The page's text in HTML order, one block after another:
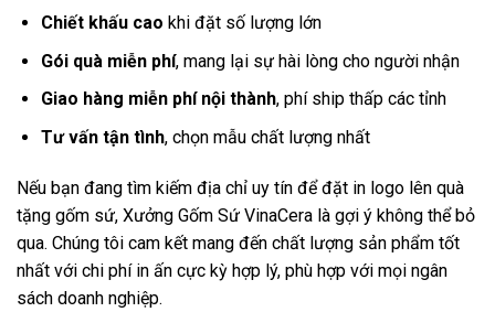
Chiết khấu cao khi đặt số lượng lớn
Gói quà miễn phí, mang lại sự hài lòng cho người nhận
Giao hàng miễn phí nội thành, phí ship thấp các tỉnh
Tư vấn tận tình, chọn mẫu chất lượng nhất
Nếu bạn đang tìm kiếm địa chỉ uy tín để đặt in logo lên quà
tặng gốm sứ, Xưởng Gốm Sứ VinaCera là gợi ý không thể bỏ
qua. Chúng tôi cam kết mang đến chất lượng sản phẩm tốt
nhất với chi phí in ấn cực kỳ hợp lý, phù hợp với mọi ngân
sách doanh nghiệp.